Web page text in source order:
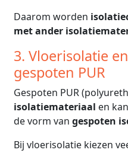
Daarom worden
met ander
3. Vloerisolatie
gespoten PUR
Gespoten PUR
isolatiemateriaal en
de vorm van gespoten
Bij vloerisolatie kiezen